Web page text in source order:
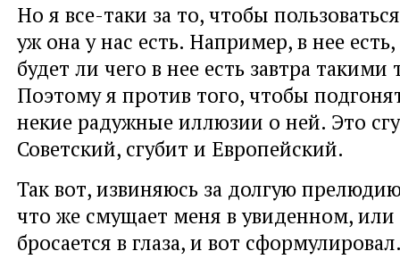
Но я все-таки за то, чтобы
уж она у нас есть. Например, в нее
будет ли чего в нее есть завтра
Поэтому я против того, чтобы
некие радужные иллюзии о ней. Это
Советский, сгубит и Европейский.
Так вот, извиняюсь за долгую
что же смущает меня в увиденном, или
бросается в глаза, и вот